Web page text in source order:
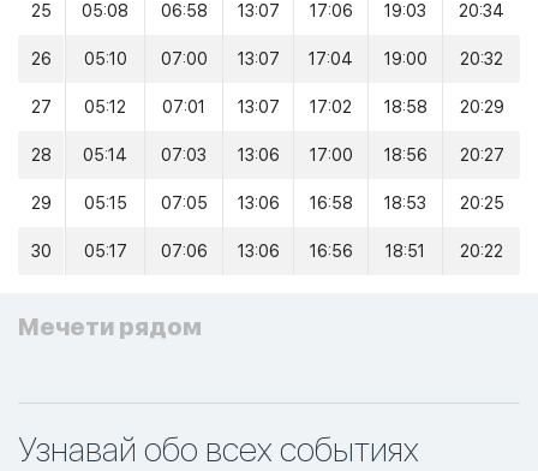
25 05:08 06:58 13:07 17:06 19:03 20:34
26 05:10 07:00 13:07 17:04 19:00 20:32
27 05:12 07:01 13:07 17:02 18:58 20:29
28 05:14 07:03 13:06 17:00 18:56 20:27
29 05:15 07:05 13:06 16:58 18:53 20:25
30 05:17 07:06 13:06 16:56 18:51 20:22
Мечети рядом
Узнавай обо всех событиях